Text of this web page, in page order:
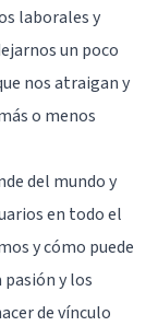
laborales y
un poco
nos atraigan y
o menos
del mundo y
en todo el
y cómo puede
y los
de vínculo